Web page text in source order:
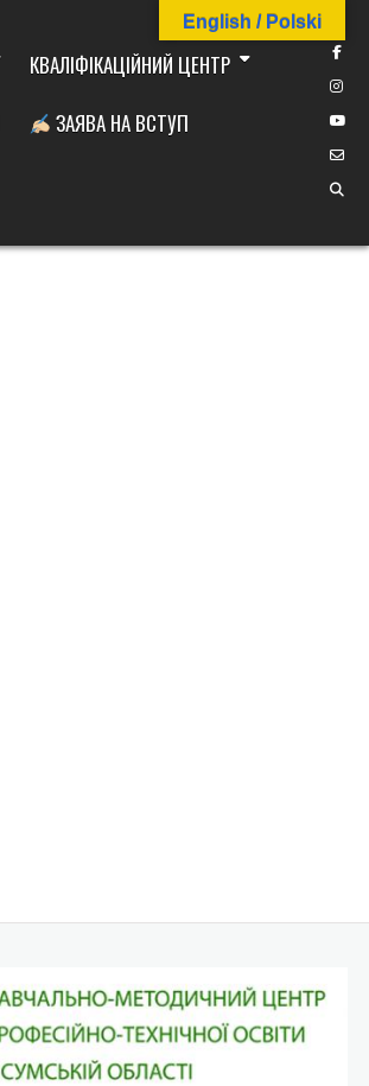
КВАЛІФІКАЦІЙНИЙ ЦЕНТР
ЗАЯВА НА ВСТУП
English / Polski